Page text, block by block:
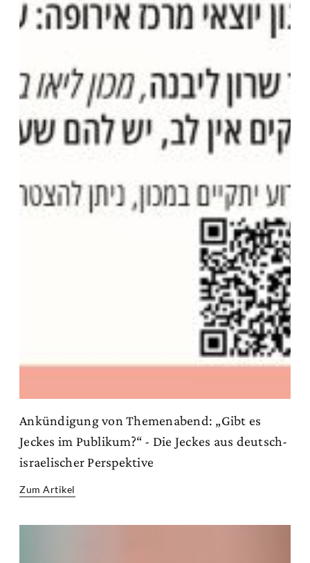
Ankündigung von Themenabend: „Gibt es
Jeckes im Publikum?“ - Die Jeckes aus deutsch-
israelischer Perspektive
Zum Artikel